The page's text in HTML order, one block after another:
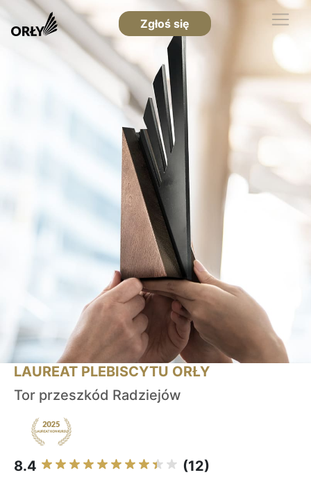
Zgłoś się
LAUREAT PLEBISCYTU ORŁY
Tor przeszkód Radziejów
8.4 (12)